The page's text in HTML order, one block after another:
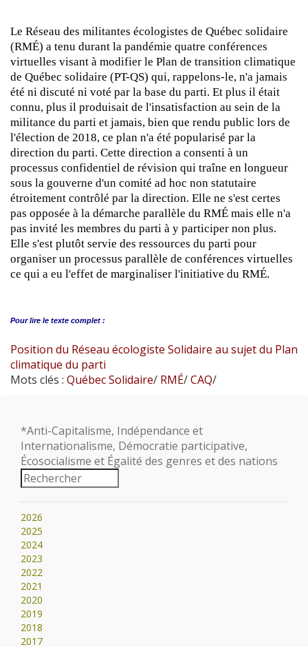
Le Réseau des militantes écologistes de Québec solidaire
(RMÉ) a tenu durant la pandémie quatre conférences
virtuelles visant à modifier le Plan de transition climatique
de Québec solidaire (PT-QS) qui, rappelons-le, n'a jamais
été ni discuté ni voté par la base du parti. Et plus il était
connu, plus il produisait de l'insatisfaction au sein de la
militance du parti et jamais, bien que rendu public lors de
l'élection de 2018, ce plan n'a été popularisé par la
direction du parti. Cette direction a consenti à un
processus confidentiel de révision qui traîne en longueur
sous la gouverne d'un comité ad hoc non statutaire
étroitement contrôlé par la direction. Elle ne s'est certes
pas opposée à la démarche parallèle du RMÉ mais elle n'a
pas invité les membres du parti à y participer non plus.
Elle s'est plutôt servie des ressources du parti pour
organiser un processus parallèle de conférences virtuelles
ce qui a eu l'effet de marginaliser l'initiative du RMÉ.
Pour lire le texte complet :
Position du Réseau écologiste Solidaire au sujet du Plan
climatique du parti
Mots clés : Québec Solidaire/ RMÉ/CAQ/
*Anti-Capitalisme, Indépendance et
Internationalisme, Démocratie participative,
Écosocialisme et Égalité des genres et des nations
2026
2025
2024
2023
2022
2021
2020
2019
2018
2017